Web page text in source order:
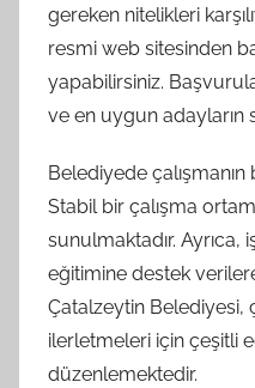
gereken nitelikleri
resmi web sitesinden
yapabilirsiniz.
ve en uygun adayların
Belediyede çalışmanın
Stabil bir çalışma
sunulmaktadır. Ayrıca,
eğitimine destek
Çatalzeytin Belediyesi,
ilerletmeleri için çeşitli
düzenlemektedir.